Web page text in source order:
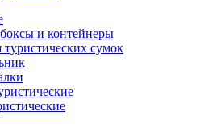
и контейнеры
туристических сумок